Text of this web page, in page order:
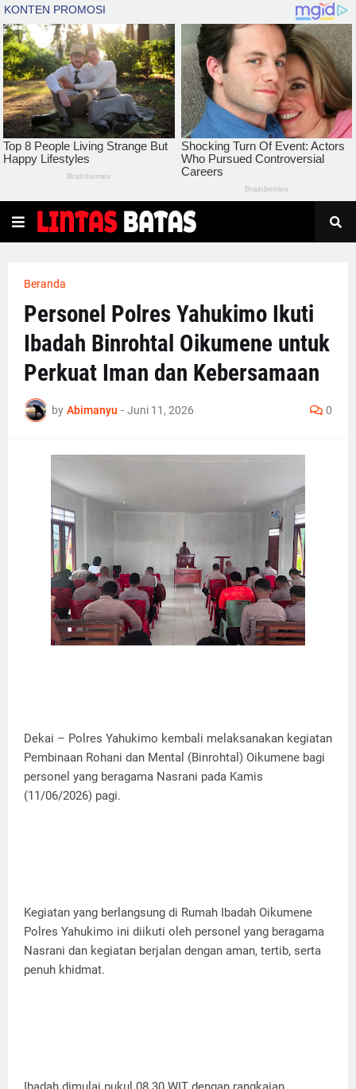
Beranda
Personel Polres Yahukimo Ikuti
Ibadah Binrohtal Oikumene untuk
Perkuat Iman dan Kebersamaan
by Abimanyu - Juni 11, 2026 0
Dekai – Polres Yahukimo kembali melaksanakan kegiatan
Pembinaan Rohani dan Mental (Binrohtal) Oikumene bagi
personel yang beragama Nasrani pada Kamis
(11/06/2026) pagi.
Kegiatan yang berlangsung di Rumah Ibadah Oikumene
Polres Yahukimo ini diikuti oleh personel yang beragama
Nasrani dan kegiatan berjalan dengan aman, tertib, serta
penuh khidmat.